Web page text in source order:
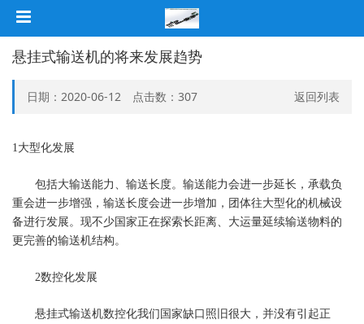
悬挂式输送机的将来发展趋势
日期：2020-06-12 点击数： 307 返回列表
1大型化发展
包括大输送能力、输送长度。输送能力会进一步延长，承载负
重会进一步增强，输送长度会进一步增加，团体往大型化的机械设
备进行发展。现不少国家正在探索长距离、大运量延续输送物料的
更完善的输送机结构。
2数控化发展
悬挂式输送机数控化我们国家缺口照旧很大，并没有引起正